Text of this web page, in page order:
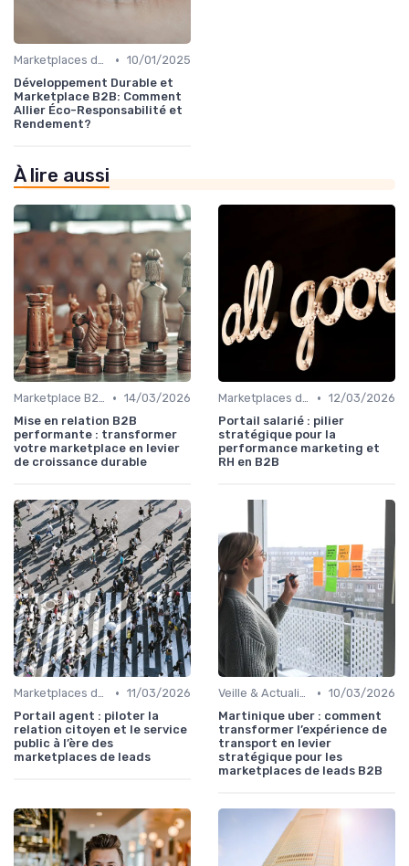
Marketplaces de partenaires • 10/01/2025
Développement Durable et
Marketplace B2B: Comment
Allier Éco-Responsabilité et
Rendement?
À lire aussi
Marketplace B2B • 14/03/2026
Mise en relation B2B
performante : transformer
votre marketplace en levier
de croissance durable
Marketplaces de services interne • 12/03/2026
Portail salarié : pilier
stratégique pour la
performance marketing et
RH en B2B
Marketplaces de leadgen • 11/03/2026
Portail agent : piloter la
relation citoyen et le service
public à l’ère des
marketplaces de leads
Veille & Actualités • 10/03/2026
Martinique uber : comment
transformer l’expérience de
transport en levier
stratégique pour les
marketplaces de leads B2B